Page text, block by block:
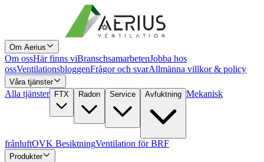
Om Aerius
Om ossHär finns viBranschsamarbetenJobba hos
ossVentilationsbloggenFrågor och svarAllmänna villkor & policy
Våra tjänster
Alla tjänster FTX Radon Service Avfuktning Mekanisk
frånluftOVK BesiktningVentilation för BRF
Produkter